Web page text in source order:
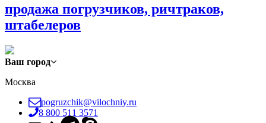
продажа погрузчиков, ричтраков,
штабелеров
Ваш город
Москва
pogruzchik@vilochniy.ru
8 800 511 3571